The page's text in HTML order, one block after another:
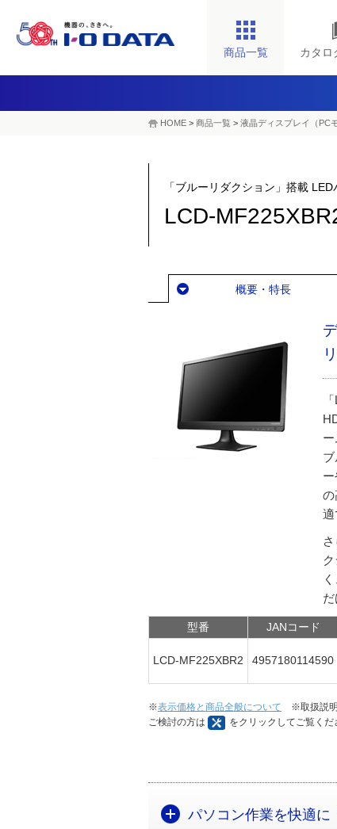
商品一覧 カタロ
HOME > 商品一覧 > 液晶ディスプレイ（PC
「ブルーリダクション」搭載
LCD-
概要・特長
の
適
だ
型番 JANコード
LCD-MF225XBR2 4957180114590
※表示価格と商品全般について ※取扱説明
ご検討の方は
をクリックしてご覧くだ
パソコン作業を快適に